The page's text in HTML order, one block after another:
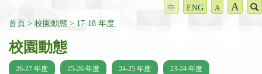
中 ENG A A
首頁 校園動態 17-18 年度
校園動態
26-27 年度 25-26 年度 24-25 年度 23-24 年度